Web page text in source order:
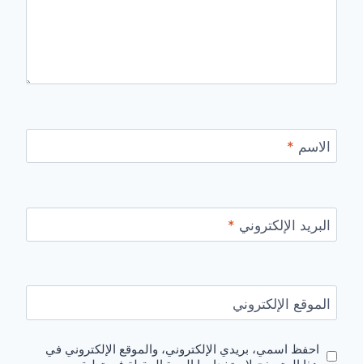
الاسم *
البريد الإلكتروني *
الموقع الإلكتروني
احفظ اسمي، بريدي الإلكتروني، والموقع الإلكتروني في